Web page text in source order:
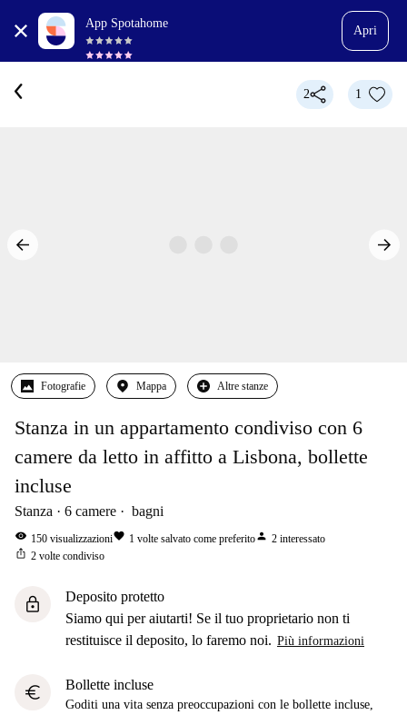
App Spotahome
Apri
2 1
Fotografie Mappa Altre stanze
Stanza in un appartamento condiviso con 6
camere da letto in affitto a Lisbona, bollette
incluse
Stanza 6 camere bagni
visibility 150 visualizzazionifavorite 1 volte salvato come preferitoperson 2 interessato
ios_share 2 volte condiviso
lock
Deposito protetto
Siamo qui per aiutarti! Se il tuo proprietario non ti
restituisce il deposito, lo faremo noi. Più informazioni
euro Bollette incluse
Goditi una vita senza preoccupazioni con le bollette incluse,